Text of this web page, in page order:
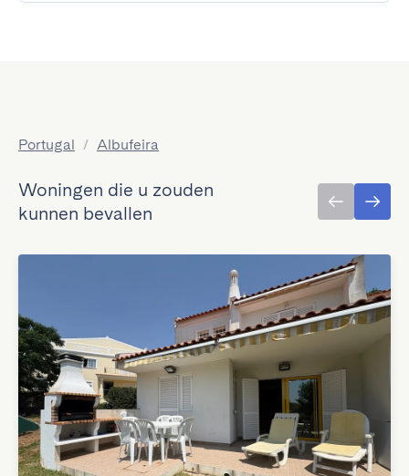
Portugal / Albufeira
Woningen die u zouden
kunnen bevallen